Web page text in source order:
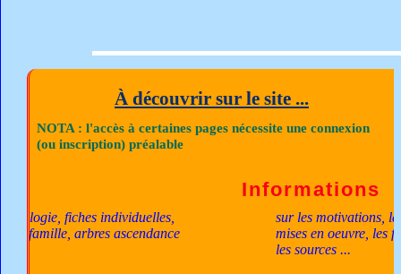
À découvrir sur le site ...
NOTA : l'accès à certaines pages nécessite une connexion
(ou inscription) préalable
fiches individuelles,
arbres ascendance
Informations
sur les motivations, la
mises en oeuvre, les fichiers,
les sources ...